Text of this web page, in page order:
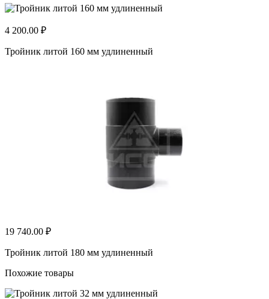
4 200.00 ₽
Тройник литой 160 мм удлиненный
19 740.00 ₽
Тройник литой 180 мм удлиненный
Похожие товары